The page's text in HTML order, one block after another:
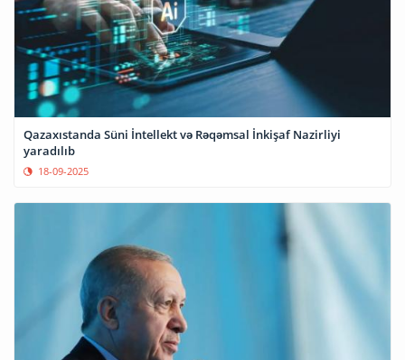
Qazaxıstanda Süni İntellekt və Rəqəmsal İnkişaf Nazirliyi
yaradılıb
18-09-2025